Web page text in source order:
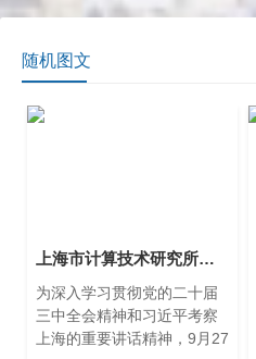
随机图文
上海市计算技术研究所有限公司召开中心组学习（扩大）会——专题学习党的二十届三中全会精神
为深入学习贯彻党的二十届
三中全会精神和习近平考察
上海的重要讲话精神，9月27